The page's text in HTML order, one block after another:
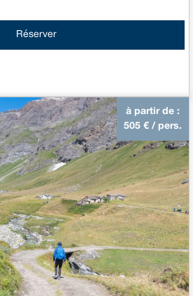
Réserver
à partir de :
505 € / pers.